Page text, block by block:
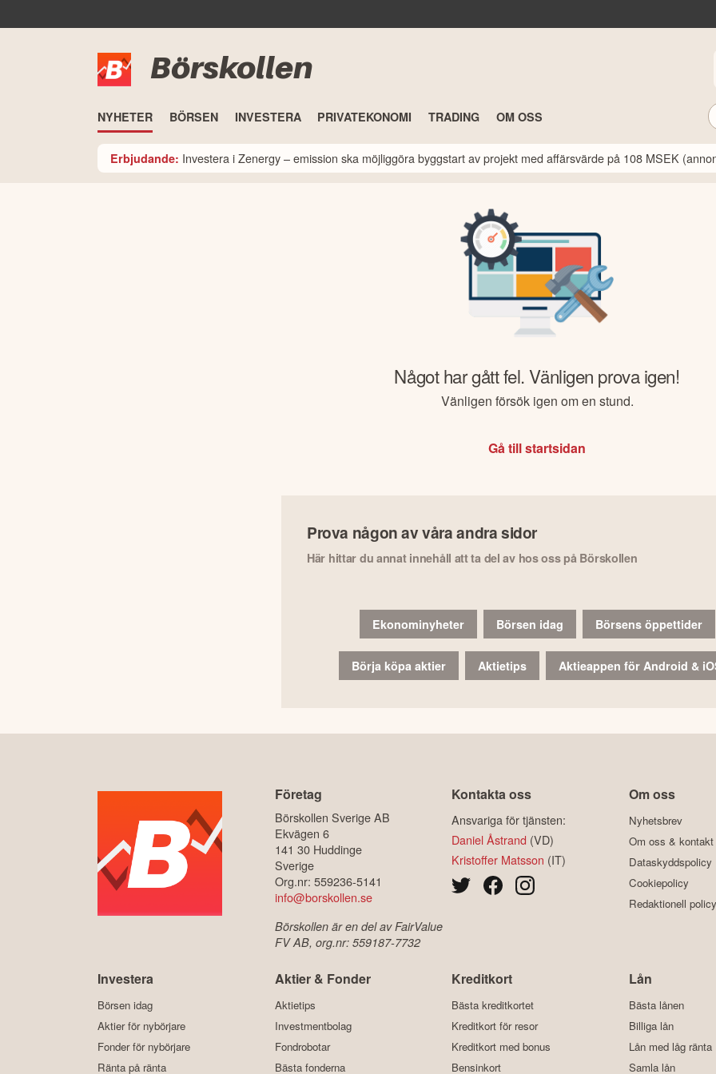
Börskollen
NYHETER BÖRSEN INVESTERA PRIVATEKONOMI TRADING OM OSS
Erbjudande: Investera i Zenergy – emission ska möjliggöra byggstart av projekt med affärsvärde på 108 MSEK
Något har gått fel. Vänligen prova igen!
Vänligen försök igen om en stund.
Gå till startsidan
Prova någon av våra andra sidor
Här hittar du annat innehåll att ta del av hos oss på Börskollen
Ekonominyheter Börsen idag Börsens öppettider
Börja köpa aktier Aktietips Aktieappen för Android &
Företag
Börskollen Sverige AB
Ekvägen 6
141 30 Huddinge
Sverige
Org.nr: 559236-5141
info@borskollen.se
Börskollen är en del av FairValue
FV AB, org.nr: 559187-7732
Kontakta oss
Ansvariga för tjänsten:
Daniel Åstrand (VD)
Kristoffer Matsson (IT)
Om oss
Nyhetsbrev
Om oss & kontakt
Dataskyddspolicy
Cookiepolicy
Redaktionell policy
Investera
Börsen idag
Aktier för nybörjare
Fonder för nybörjare
Ränta på ränta
Aktier & Fonder
Aktietips
Investmentbolag
Fondrobotar
Bästa fonderna
Kreditkort
Bästa kreditkortet
Kreditkort för resor
Kreditkort med bonus
Bensinkort
Lån
Bästa lånen
Billiga lån
Lån med låg ränta
Samla lån